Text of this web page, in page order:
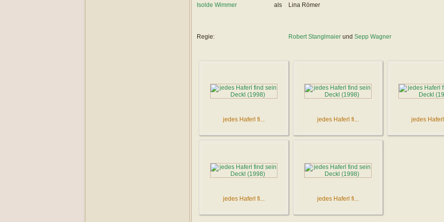
Isolde Wimmer als Lina Römer
Regie: Robert Stanglmaier und Sepp Wagner
jedes Haferl fi... jedes Haferl fi... jedes
jedes Haferl fi... jedes Haferl fi...